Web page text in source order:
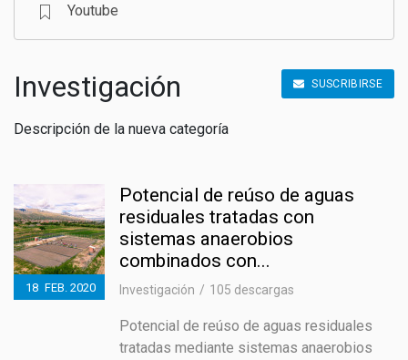
Youtube
Investigación
Descripción de la nueva categoría
SUSCRIBIRSE
18 FEB. 2020
Potencial de reúso de aguas
residuales tratadas con
sistemas anaerobios
combinados con...
Investigación 105 descargas
Potencial de reúso de aguas residuales
tratadas mediante sistemas anaerobios